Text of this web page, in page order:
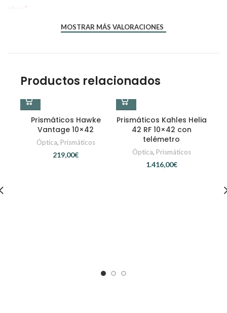
*
electrónico*
MOSTRAR MÁS VALORACIONES
Productos relacionados
Prismáticos Hawke
Vantage 10×42
Óptica, Prismáticos
€
Prismáticos Kahles Helia
42 RF 10×42 con
telémetro
Óptica, Prismáticos
€